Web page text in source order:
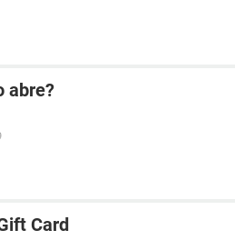
abre?
Card